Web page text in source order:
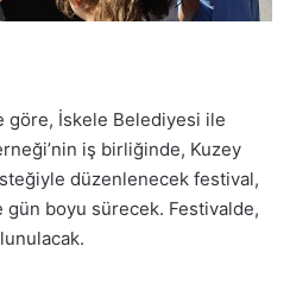
İskele Belediyesi ile
iş birliğinde, Kuzey
düzenlenecek festival,
gün boyu sürecek. Festivalde,